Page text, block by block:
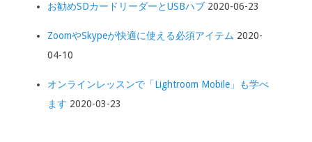
お勧めSDカードリーダーとUSBハブ 2020-06-23
ZoomやSkypeが快適に使える必須アイテム 2020-
04-10
オンラインレッスンで「Lightroom Mobile」も学べ
ます 2020-03-23